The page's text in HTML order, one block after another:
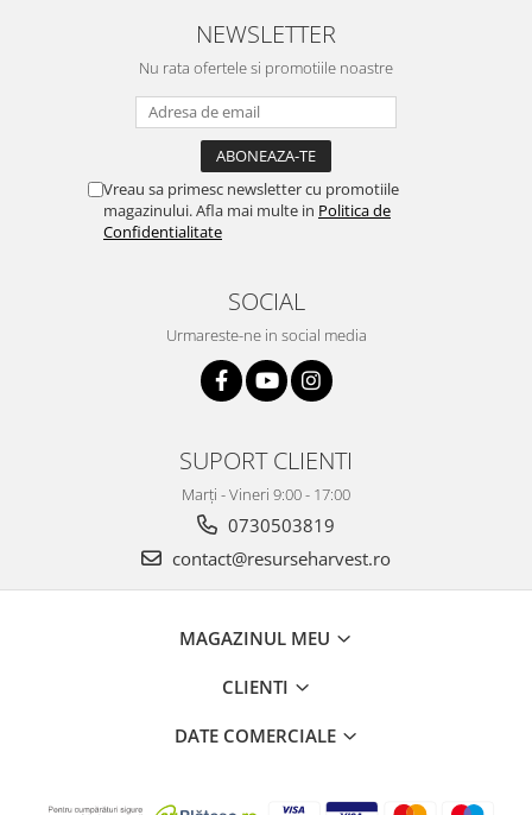
NEWSLETTER
Nu rata ofertele si promotiile noastre
Vreau sa primesc newsletter cu promotiile
magazinului. Afla mai multe in Politica de
Confidentialitate
SOCIAL
Urmareste-ne in social media
SUPORT CLIENTI
Marți - Vineri 9:00 - 17:00
0730503819
contact@resurseharvest.ro
MAGAZINUL MEU
CLIENTI
DATE COMERCIALE